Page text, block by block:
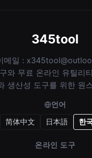
345tool
메일 :
와 무료 온라인 유틸리
생산성 도구를 위한 원
언어
简体中文 日本語 한
온라인 도구